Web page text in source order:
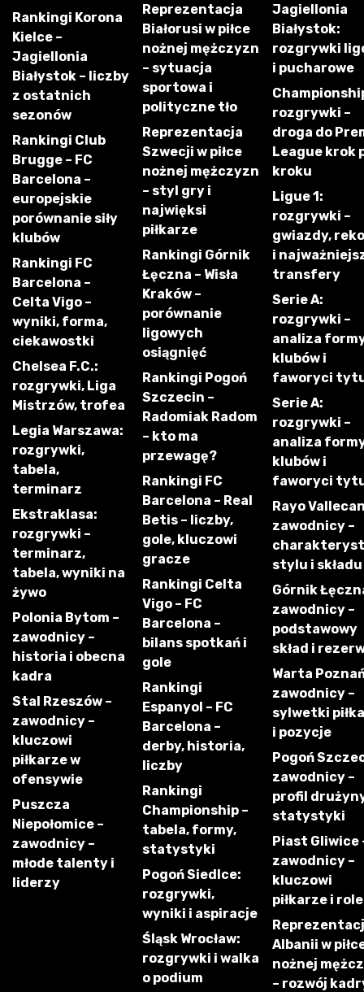
Rankingi Korona
Kielce –
Jagiellonia
Białystok – liczby
z ostatnich
sezonów
Rankingi Club
Brugge – FC
Barcelona –
europejskie
porównanie siły
klubów
Rankingi FC
Barcelona –
Celta Vigo –
wyniki, forma,
ciekawostki
Chelsea F.C.:
rozgrywki, Liga
Mistrzów, trofea
Legia Warszawa:
rozgrywki,
tabela,
terminarz
Ekstraklasa:
rozgrywki –
terminarz,
tabela, wyniki na
żywo
Polonia Bytom –
zawodnicy –
historia i obecna
kadra
Stal Rzeszów –
zawodnicy –
kluczowi
piłkarze w
ofensywie
Puszcza
Niepołomice –
zawodnicy –
młode talenty i
liderzy
Reprezentacja
Białorusi w piłce
nożnej mężczyzn
– sytuacja
sportowa i
polityczne tło
Reprezentacja
Szwecji w piłce
nożnej mężczyzn
– styl gry i
najwięksi
piłkarze
Rankingi Górnik
Łęczna – Wisła
Kraków –
porównanie
ligowych
osiągnięć
Rankingi Pogoń
Szczecin –
Radomiak Radom
– kto ma
przewagę?
Rankingi FC
Barcelona – Real
Betis – liczby,
gole, kluczowi
gracze
Rankingi Celta
Vigo – FC
Barcelona –
bilans spotkań i
gole
Rankingi
Espanyol – FC
Barcelona –
derby, historia,
liczby
Rankingi
Championship –
tabela, formy,
statystyki
Pogoń Siedlce:
rozgrywki,
wyniki i aspiracje
Śląsk Wrocław:
rozgrywki i walka
o podium
Jagiellonia
Białystok:
rozgrywki
i pucharowe
rozgrywki –
droga do
League krok
kroku
Ligue 1:
rozgrywki –
gwiazdy,
i
transfery
Serie A:
rozgrywki –
analiza
klubów i
faworyci
Serie A:
rozgrywki –
analiza
klubów i
faworyci
Rayo
zawodnicy –
stylu i składu
Górnik
zawodnicy –
podstawowy
skład i
Warta
zawodnicy –
sylwetki
i pozycje
Pogoń
zawodnicy –
profil
statystyki
Piast Gliwice
zawodnicy –
kluczowi
piłkarze i role
Albanii w
nożnej
– rozwój